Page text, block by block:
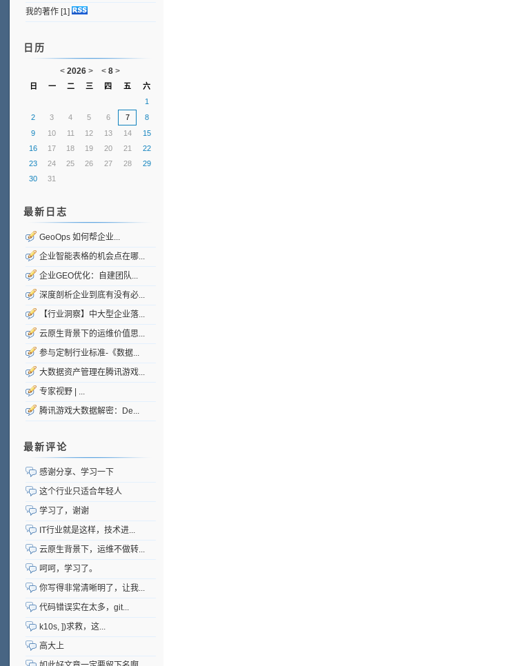
我的著作 [1]
日历
< 2026 > < 8 >
日 一 二 三 四 五
六
1
2
3 4 5 6 7
8
9
10 11 12 13 14
15
16
17 18 19 20 21
22
23
24 25 26 27 28
29
30
31
最新日志
GeoOps 如何帮企业...
企业智能表格的机会点在哪...
企业GEO优化：自建团队...
深度剖析企业到底有没有必...
【行业洞察】中大型企业落...
云原生背景下的运维价值思...
参与定制行业标准-《数据...
大数据资产管理在腾讯游戏...
专家视野 | ...
腾讯游戏大数据解密：De...
最新评论
感谢分享、学习一下
这个行业只适合年轻人
学习了，谢谢
IT行业就是这样，技术进...
云原生背景下，运维不做转...
呵呵，学习了。
你写得非常清晰明了，让我...
代码错误实在太多，git...
k10s, ])求救，这...
高大上